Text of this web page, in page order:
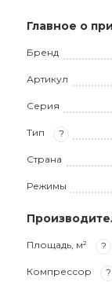
Главное о
Бренд
Артикул
Серия
Тип ?
Страна
Режимы
Площадь, м² ?
Компрессор ?